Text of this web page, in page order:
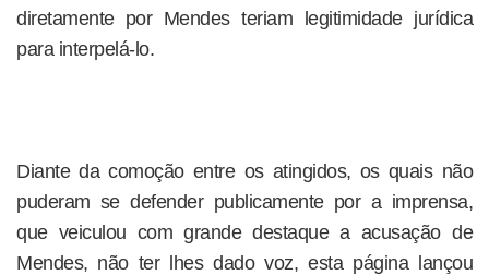
diretamente por Mendes teriam legitimidade jurídica
para interpelá-lo.
Diante da comoção entre os atingidos, os quais não
puderam se defender publicamente por a imprensa,
que veiculou com grande destaque a acusação de
Mendes, não ter lhes dado voz, esta página lançou